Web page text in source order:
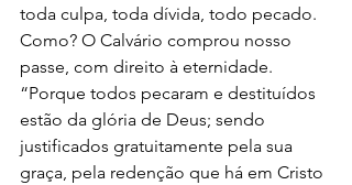
toda culpa, toda dívida, todo pecado.
Como? O Calvário comprou nosso
passe, com direito à eternidade.
“Porque todos pecaram e destituídos
estão da glória de Deus; sendo
justificados gratuitamente pela sua
graça, pela redenção que há em Cristo